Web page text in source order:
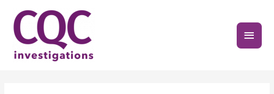
content
Main